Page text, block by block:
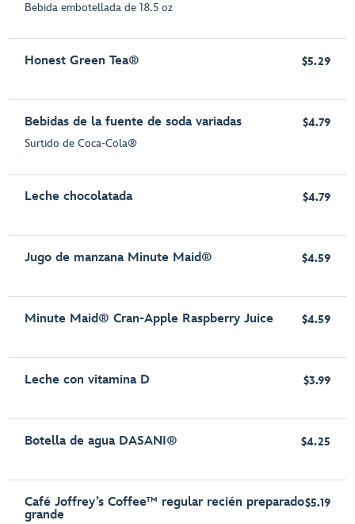
Bebida embotellada de 18.5 oz
Honest Green Tea® $5.29
Bebidas de la fuente de soda variadas
Surtido de Coca-Cola®
$4.79
Leche chocolatada $4.79
Jugo de manzana Minute Maid® $4.59
Minute Maid® Cran-Apple Raspberry Juice $4.59
Leche con vitamina D $3.99
Botella de agua DASANI® $4.25
Café Joffrey’s Coffee™ regular recién preparado
grande
$5.19